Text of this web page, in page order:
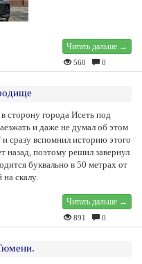
Читать дальше →
560
0
сторону города Исеть под
и даже не думал об этом
сразу вспомнил историю этого
назад, поэтому решил завернул
буквально в 50 метрах от
скалу.
Читать дальше →
891
0